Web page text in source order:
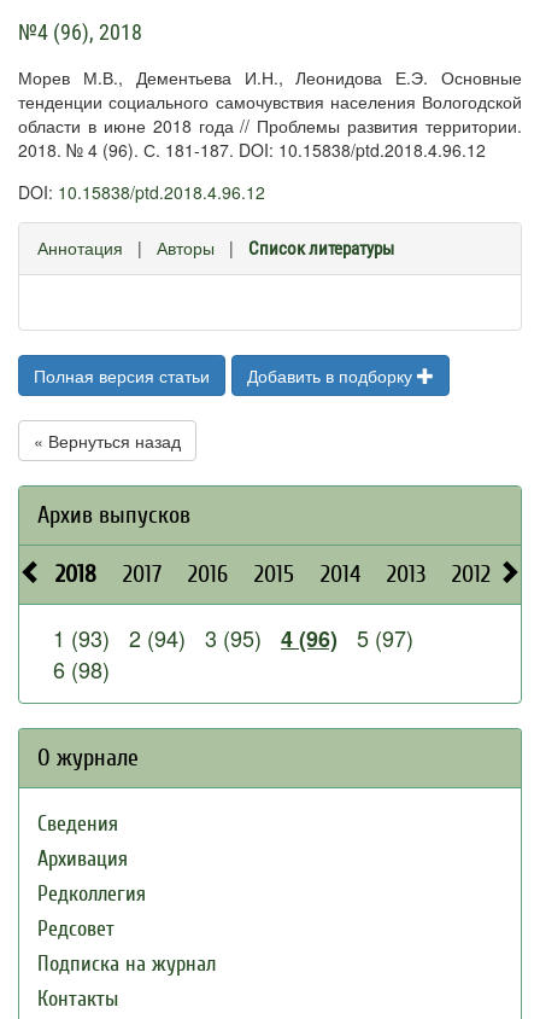
№4 (96), 2018
Морев М.В., Дементьева И.Н., Леонидова Е.Э. Основные
тенденции социального самочувствия населения Вологодской
области в июне 2018 года // Проблемы развития территории.
2018. № 4 (96). С. 181-187. DOI: 10.15838/ptd.2018.4.96.12
DOI: 10.15838/ptd.2018.4.96.12
Аннотация | Авторы | Список литературы
Полная версия статьи Добавить в подборку
« Вернуться назад
Архив выпусков
2018 2017 2016 2015 2014 2013 2012
1 (93) 2 (94) 3 (95) 4 (96)
5 (97)
6 (98)
О журнале
Сведения
Архивация
Редколлегия
Редсовет
Подписка на журнал
Контакты